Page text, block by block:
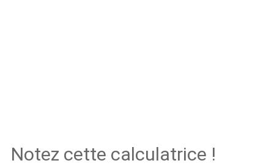
Notez cette calculatrice !